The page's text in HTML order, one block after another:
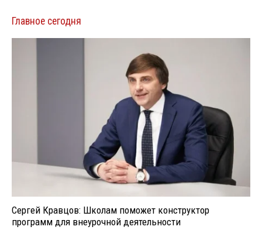
Главное сегодня
Сергей Кравцов: Школам поможет конструктор
программ для внеурочной деятельности